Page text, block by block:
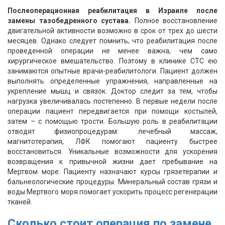
Послеоперационная реабилитация в Израиле после
замены тазобедренного сустава.
Полное восстановление
двигательной активности возможно в срок от трех до шести
месяцев. Однако следует помнить, что реабилитация после
проведенной операции не менее важна, чем само
хирургическое вмешательство. Поэтому в клинике СТС ею
занимаются опытные врачи-реабилитологи. Пациент должен
выполнять определенные упражнения, направленные на
укрепление мышц и связок. Доктор следит за тем, чтобы
нагрузка увеличивалась постепенно. В первые недели после
операции пациент передвигается при помощи костылей,
затем – с помощью трости. Большую роль в реабилитации
отводят физиопроцедурам: лечебный массаж,
магнитотерапия, ЛФК помогают пациенту быстрее
восстановиться. Уникальные возможности для ускорения
возвращения к привычной жизни дает пребывание на
Мертвом море. Пациенту назначают курсы грязетерапии и
бальнеологические процедуры. Минеральный состав грязи и
воды Мертвого моря помогает ускорить процесс регенерации
тканей.